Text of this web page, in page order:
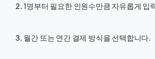
1명부터 필요한 인원수만큼 자유롭게 입
월간 또는 연간 결제 방식을 선택합니다.